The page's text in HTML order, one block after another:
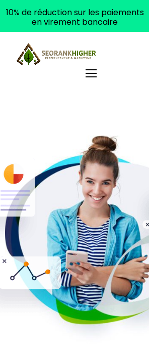
10% de réduction sur les paiements
en virement bancaire